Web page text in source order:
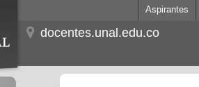
Aspirantes
docentes.unal.edu.co